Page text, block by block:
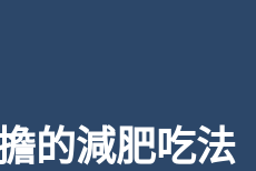
的減肥吃法